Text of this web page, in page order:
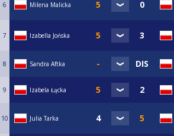
6 Milena Malicka
7 Izabella Jońska
8 Sandra Aftka
9 Izabela Łącka
10 Julia Tarka